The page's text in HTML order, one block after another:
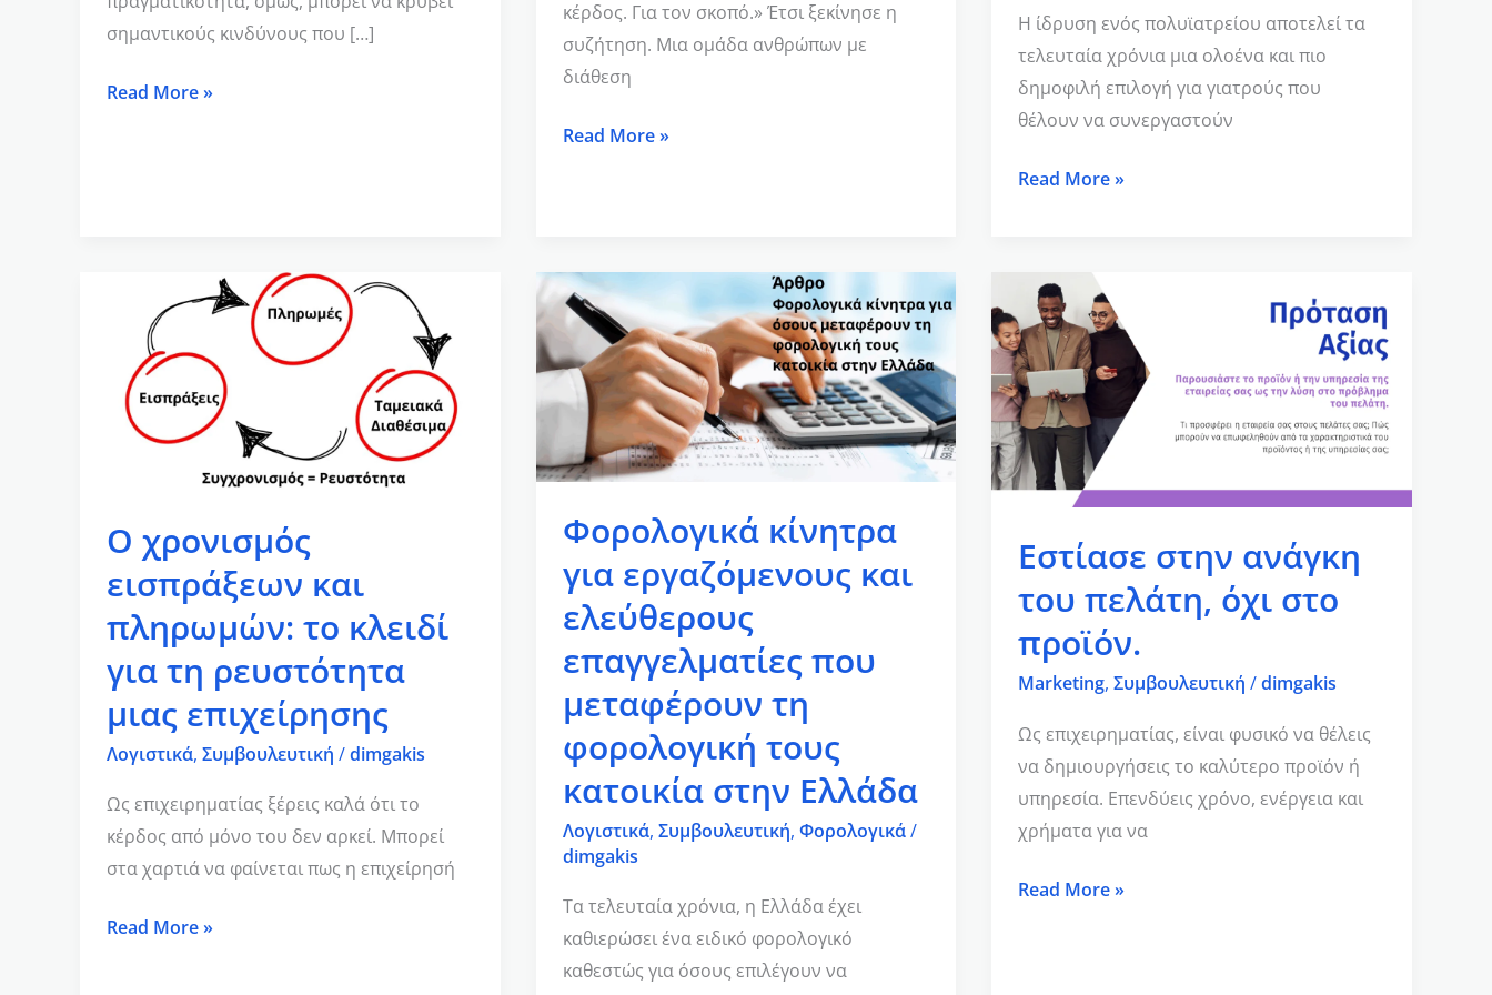
σημαντικούς κινδύνους που […]
Read More »
κέρδος. Για τον σκοπό.» Έτσι ξεκίνησε η
συζήτηση. Μια ομάδα ανθρώπων με
διάθεση
Read More »
Η ίδρυση ενός πολυϊατρείου αποτελεί τα
τελευταία χρόνια μια ολοένα και πιο
δημοφιλή επιλογή για γιατρούς που
θέλουν να συνεργαστούν
Read More »
Ο χρονισμός
εισπράξεων και
πληρωμών: το κλειδί
για τη ρευστότητα
μιας επιχείρησης
Λογιστικά, Συμβουλευτική /dimgakis
Ως επιχειρηματίας ξέρεις καλά ότι το
κέρδος από μόνο του δεν αρκεί. Μπορεί
στα χαρτιά να φαίνεται πως η επιχείρησή
χρονισμός
εισπράξεων
και
πληρωμών:
τη
ρευστότητα
μιας
επιχείρησης
Read More »
Φορολογικά κίνητρα
για εργαζόμενους και
ελεύθερους
επαγγελματίες που
μεταφέρουν τη
φορολογική τους
κατοικία στην Ελλάδα
Λογιστικά, Συμβουλευτική, Φορολογικά/
dimgakis
Τα τελευταία χρόνια, η Ελλάδα έχει
καθιερώσει ένα ειδικό φορολογικό
καθεστώς για όσους επιλέγουν να
Φορολογικά
κίνητρα
για
εργαζόμενους
και
ελεύθερους
επαγγελματίες
μεταφέρουν
τη
φορολογική
κατοικία
στην
Ελλάδα
Εστίασε στην ανάγκη
του πελάτη, όχι στο
προϊόν.
Marketing,Συμβουλευτική /dimgakis
Ως επιχειρηματίας, είναι φυσικό να θέλεις
να δημιουργήσεις το καλύτερο προϊόν ή
υπηρεσία. Επενδύεις χρόνο, ενέργεια και
χρήματα για να
Εστίασε
στην
ανάγκη
του
πελάτη,
όχι
στο
προϊόν.
Read More »